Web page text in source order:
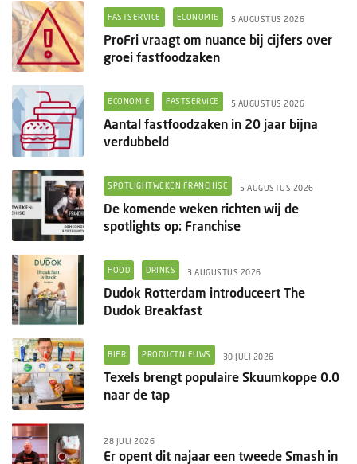
FASTSERVICE ECONOMIE 5 AUGUSTUS 2026
ProFri vraagt om nuance bij cijfers over
groei fastfoodzaken
ECONOMIE FASTSERVICE 5 AUGUSTUS 2026
Aantal fastfoodzaken in 20 jaar bijna
verdubbeld
SPOTLIGHTWEKEN FRANCHISE 5 AUGUSTUS 2026
De komende weken richten wij de
spotlights op: Franchise
FOOD DRINKS 3 AUGUSTUS 2026
Dudok Rotterdam introduceert The
Dudok Breakfast
BIER PRODUCTNIEUWS 30 JULI 2026
Texels brengt populaire Skuumkoppe 0.0
naar de tap
28 JULI 2026
Er opent dit najaar een tweede Smash in